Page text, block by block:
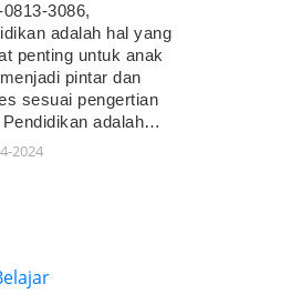
3086,
adalah hal yang
penting untuk anak
pintar dan
sesuai pengertian
Pendidikan adalah…
2024